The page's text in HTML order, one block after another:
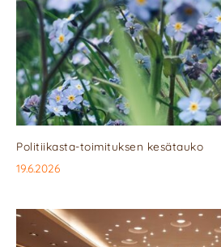
Politiikasta-toimituksen kesätauko
19.6.2026